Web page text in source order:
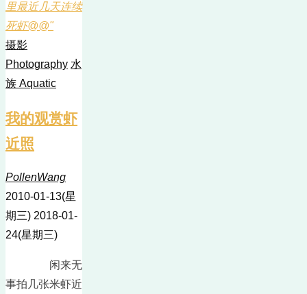
里最近几天连续
死虾@@"
摄影
Photography 水
族 Aquatic
我的观赏虾
近照
PollenWang
2010-01-13(星
期三) 2018-01-
24(星期三)
闲来无
事拍几张米虾近